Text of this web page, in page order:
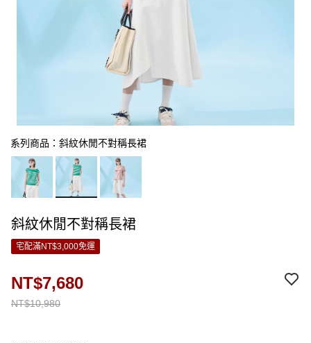
系列商品：斜紋休閒不對稱長裙
斜紋休閒不對稱長裙
宅配滿NT$3,000免運
NT$10,980
NT$7,680